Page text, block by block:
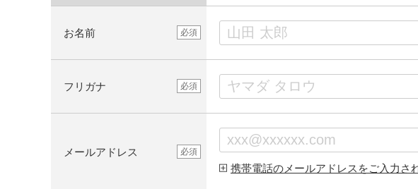
お名前 必須
フリガナ 必須
メールアドレス 必須
携帯電話のメールアドレスをご入力さ